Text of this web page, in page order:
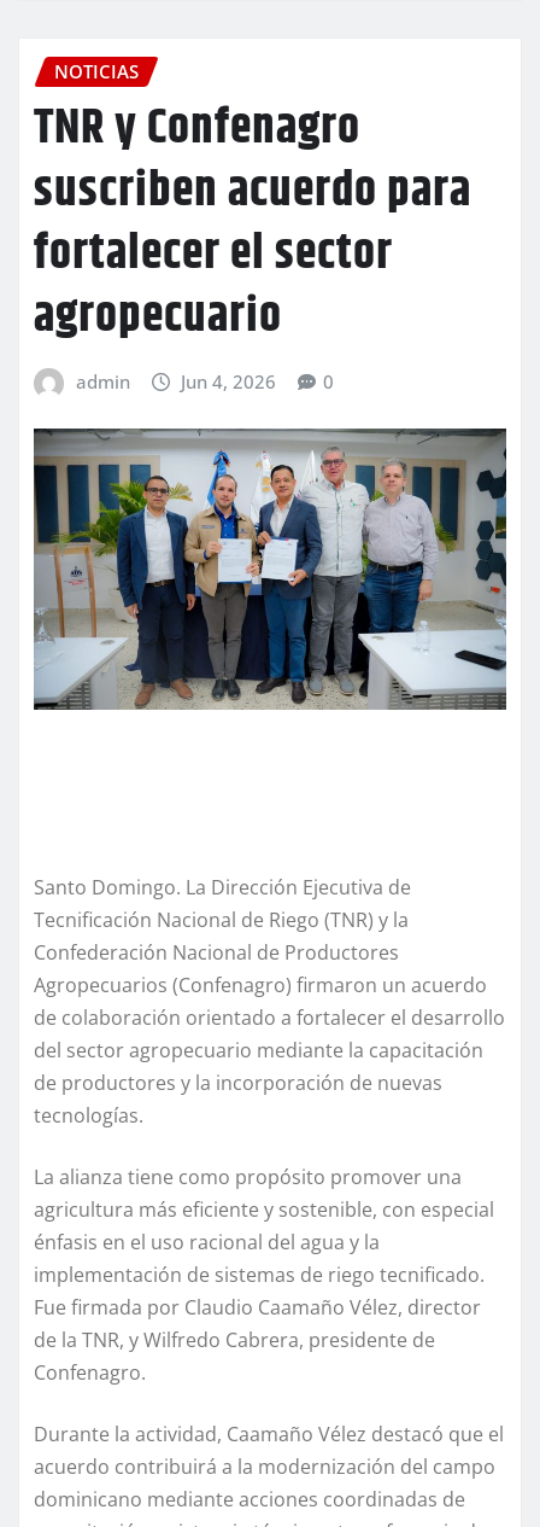
NOTICIAS
TNR y Confenagro
suscriben acuerdo para
fortalecer el sector
agropecuario
admin Jun 4, 2026 0
Santo Domingo. La Dirección Ejecutiva de
Tecnificación Nacional de Riego (TNR) y la
Confederación Nacional de Productores
Agropecuarios (Confenagro) firmaron un acuerdo
de colaboración orientado a fortalecer el desarrollo
del sector agropecuario mediante la capacitación
de productores y la incorporación de nuevas
tecnologías.
La alianza tiene como propósito promover una
agricultura más eficiente y sostenible, con especial
énfasis en el uso racional del agua y la
implementación de sistemas de riego tecnificado.
Fue firmada por Claudio Caamaño Vélez, director
de la TNR, y Wilfredo Cabrera, presidente de
Confenagro.
Durante la actividad, Caamaño Vélez destacó que el
acuerdo contribuirá a la modernización del campo
dominicano mediante acciones coordinadas de